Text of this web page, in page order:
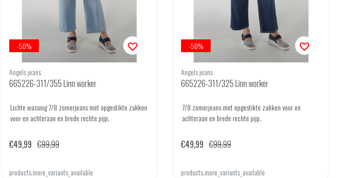
-50%
Angels jeans
665226-311/355 Linn worker
Lichte wassing 7/8 zomerjeans met opgestikte zakken
voor en achteraan en brede rechte pijp.
€49,99 €99,99
products.more_variants_available
-50%
Angels jeans
665226-311/325 Linn worker
7/8 zomerjeans met opgestikte zakken voor en
achteraan en brede rechte pijp.
€49,99 €99,99
products.more_variants_available